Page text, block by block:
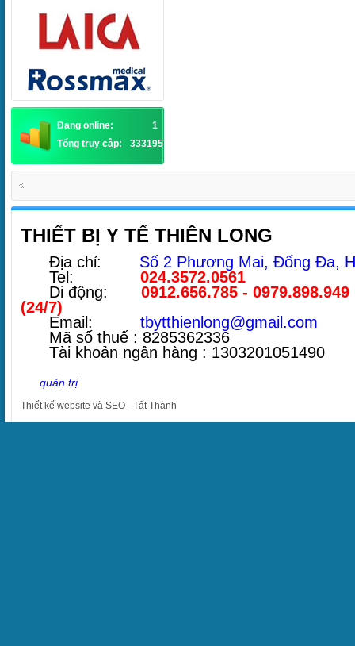
Đang online:
1
Tổng truy cập:
3331957
THIẾT BỊ Y TẾ THIÊN LONG
Địa chỉ: Số 2 Phương Mai, Đống Đa,
Tel: 024.3572.0561
Di động: 0912.656.785 - 0979.898.949
(24/7)
Email: tbytthienlong@gmail.com
Mã số thuế : 8285362336
Tài khoản ngân hàng : 1303201051490
quản trị
Thiết kế website và SEO - Tất Thành